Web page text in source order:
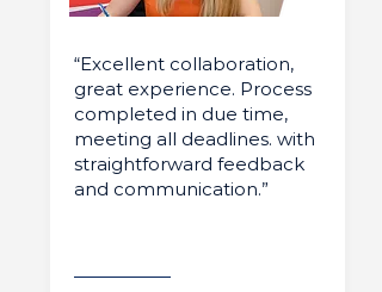
“Excellent collaboration,
great experience. Process
completed in due time,
meeting all deadlines. with
straightforward feedback
and communication.”